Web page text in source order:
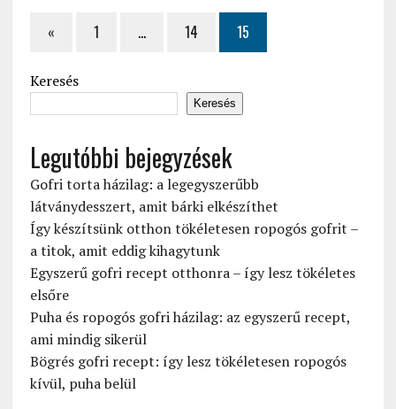
« 1 … 14 15
Keresés
Keresés
Legutóbbi bejegyzések
Gofri torta házilag: a legegyszerűbb
látványdesszert, amit bárki elkészíthet
Így készítsünk otthon tökéletesen ropogós gofrit –
a titok, amit eddig kihagytunk
Egyszerű gofri recept otthonra – így lesz tökéletes
elsőre
Puha és ropogós gofri házilag: az egyszerű recept,
ami mindig sikerül
Bögrés gofri recept: így lesz tökéletesen ropogós
kívül, puha belül